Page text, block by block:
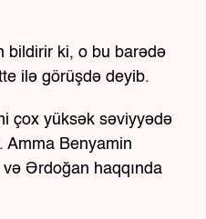
bildirir ki, o bu barədə
ilə görüşdə deyib.
çox yüksək səviyyədə
Amma Benyamin
Ərdoğan haqqında